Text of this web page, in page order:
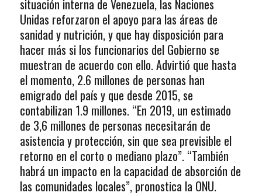
situación interna de Venezuela, las Naciones
Unidas reforzaron el apoyo para las áreas de
sanidad y nutrición, y que hay disposición para
hacer más si los funcionarios del Gobierno se
muestran de acuerdo con ello. Advirtió que hasta
el momento, 2.6 millones de personas han
emigrado del país y que desde 2015, se
contabilizan 1.9 millones. “En 2019, un estimado
de 3,6 millones de personas necesitarán de
asistencia y protección, sin que sea previsible el
retorno en el corto o mediano plazo”. “También
habrá un impacto en la capacidad de absorción de
las comunidades locales”, pronostica la ONU.